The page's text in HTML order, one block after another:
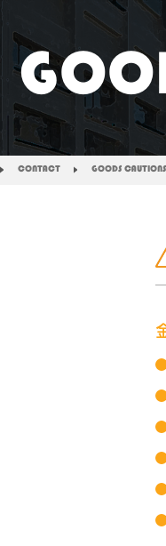
CONTACT GOODS CAUTIONS